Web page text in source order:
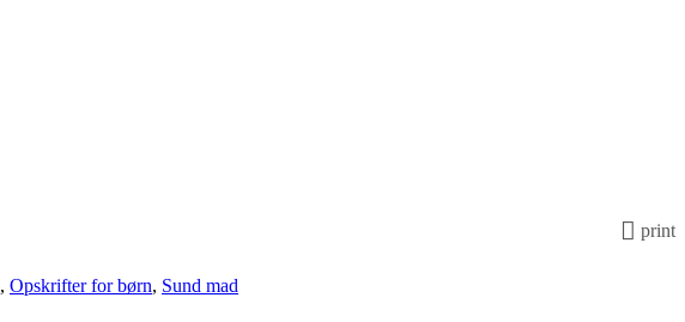
print
, Opskrifter for børn, Sund mad